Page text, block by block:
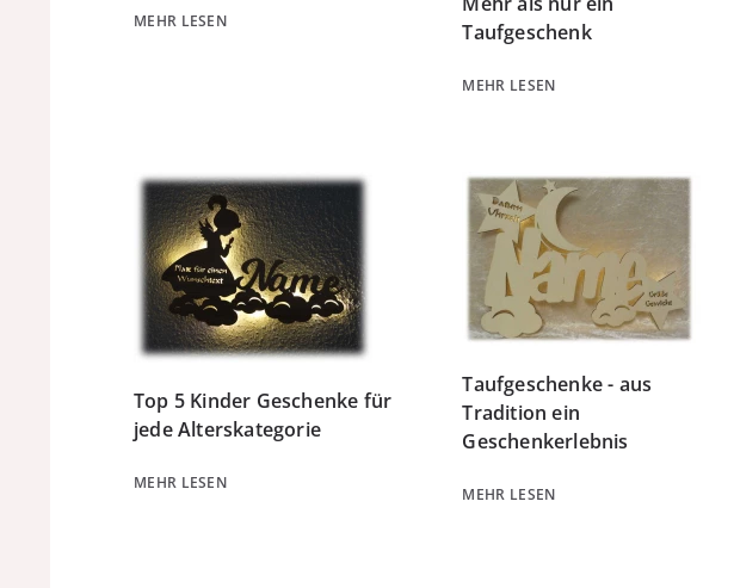
MEHR LESEN
Taufgeschenk
MEHR LESEN
Top 5 Kinder Geschenke für
jede Alterskategorie
MEHR LESEN
Taufgeschenke - aus
Tradition ein
Geschenkerlebnis
MEHR LESEN